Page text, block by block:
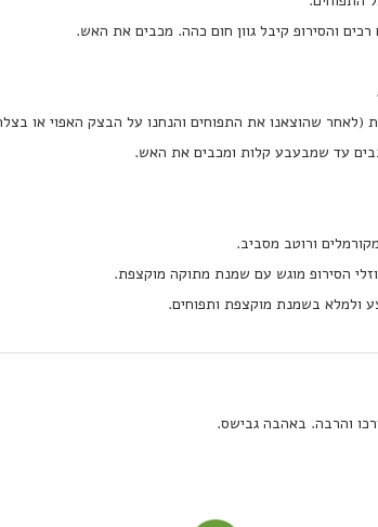
שהוצאנו את התפוחים והנחנו על הבצק האפוי או
עד שמבעבע קלות ומכבים את האש.
והרבה. באהבה גבישס.